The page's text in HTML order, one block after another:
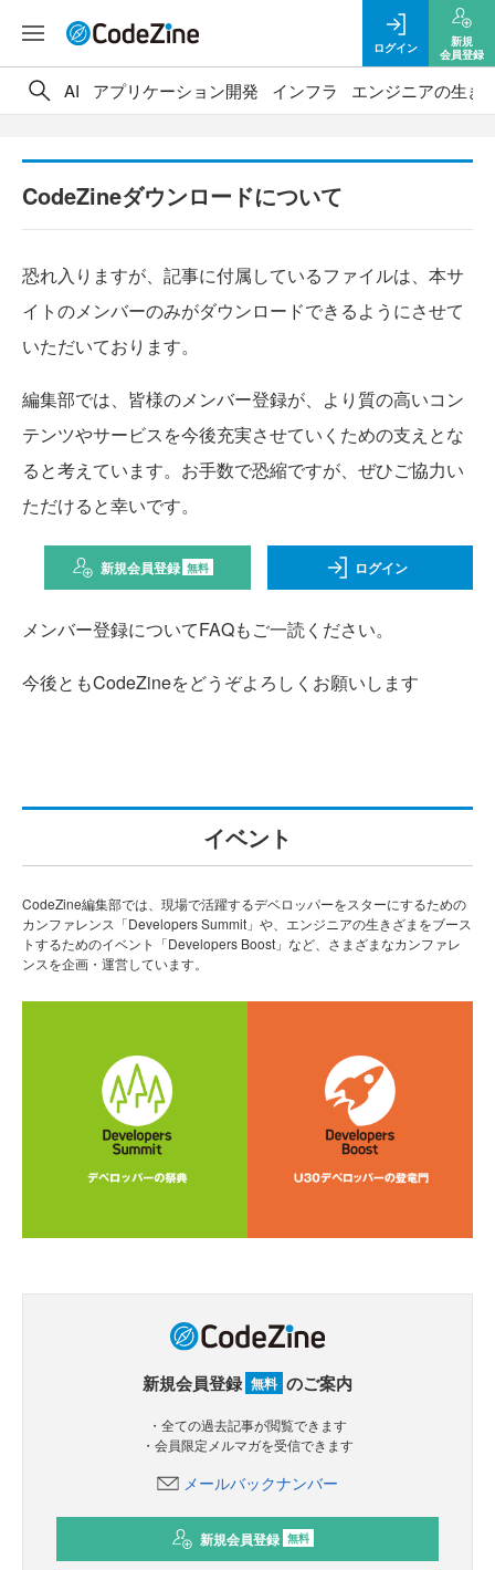
ログイン
新規
会員登録
AI アプリケーション開発 インフラ エンジニアの生き
CodeZineダウンロードについて
恐れ入りますが、記事に付属しているファイルは、本サ
イトのメンバーのみがダウンロードできるようにさせて
いただいております。
編集部では、皆様のメンバー登録が、より質の高いコン
テンツやサービスを今後充実させていくための支えとな
ると考えています。お手数で恐縮ですが、ぜひご協力い
ただけると幸いです。
新規会員登録 無料 ログイン
メンバー登録についてFAQもご一読ください。
今後ともCodeZineをどうぞよろしくお願いします
イベント
CodeZine編集部では、現場で活躍するデベロッパーをスターにするための
カンファレンス「Developers Summit」や、エンジニアの生きざまをブース
トするためのイベント「Developers Boost」など、さまざまなカンファレ
ンスを企画・運営しています。
新規会員登録 無料 のご案内
・全ての過去記事が閲覧できます
・会員限定メルマガを受信できます
メールバックナンバー
新規会員登録 無料